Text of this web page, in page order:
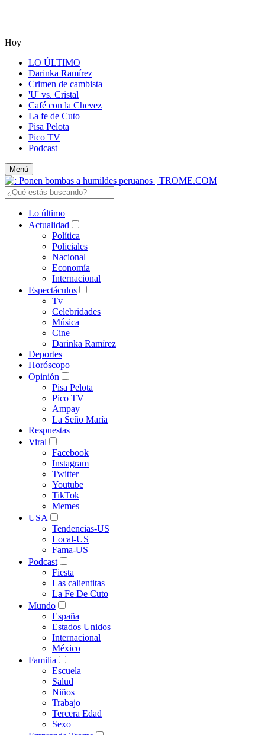
Hoy
LO ÚLTIMO
Darinka Ramírez
Crimen de cambista
'U' vs. Cristal
Café con la Chevez
La fe de Cuto
Pisa Pelota
Pico TV
Podcast
Menú
Lo último
Actualidad
Política
Policiales
Nacional
Economía
Internacional
Espectáculos
Tv
Celebridades
Música
Cine
Darinka Ramírez
Deportes
Horóscopo
Opinión
Pisa Pelota
Pico TV
Ampay
La Seño María
Respuestas
Viral
Facebook
Instagram
Twitter
Youtube
TikTok
Memes
USA
Tendencias-US
Local-US
Fama-US
Podcast
Fiesta
Las calientitas
La Fe De Cuto
Mundo
España
Estados Unidos
Internacional
México
Familia
Escuela
Salud
Niños
Trabajo
Tercera Edad
Sexo